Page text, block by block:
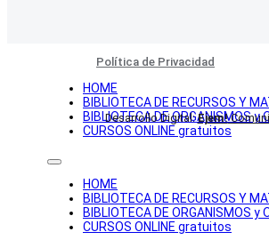
Política de Privacidad
HOME
BIBLIOTECA DE RECURSOS Y
BIBLIOTECA DE ORGANISMOS y
CURSOS ONLINE gratuitos
HOME
BIBLIOTECA DE RECURSOS Y
BIBLIOTECA DE ORGANISMOS y
CURSOS ONLINE gratuitos
Desarrollo Digital:Ejem!